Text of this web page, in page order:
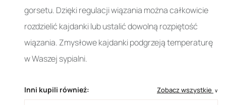
gorsetu. Dzięki regulacji wiązania można całkowicie
rozdzielić kajdanki lub ustalić dowolną rozpiętość
wiązania. Zmysłowe kajdanki podgrzeją temperaturę
w Waszej sypialni.
Inni kupili również: Zobacz wszystkie ∨